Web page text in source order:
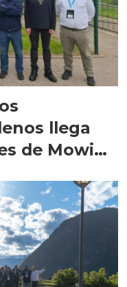
llega
de Mowi